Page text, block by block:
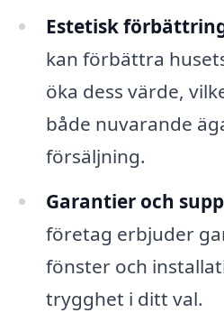
Estetisk
kan förbättra
öka dess värde,
både nuvarande
försäljning.
Garantier och
företag erbjuder
fönster och
trygghet i ditt val.